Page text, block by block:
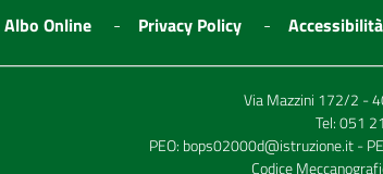
Albo Online Privacy Policy Accessibilità
Via Mazzini 172/2 -
Tel:051
PEO: bops02000d@istruzione.it-
Codice